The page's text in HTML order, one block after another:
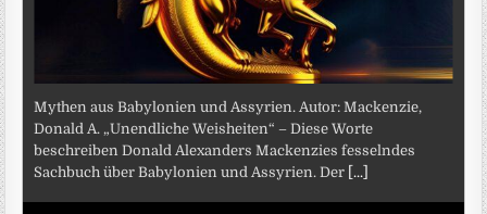
Mythen aus Babylonien und Assyrien. Autor: Mackenzie,
Donald A. „Unendliche Weisheiten“ – Diese Worte
beschreiben Donald Alexanders Mackenzies fesselndes
Sachbuch über Babylonien und Assyrien. Der [...]